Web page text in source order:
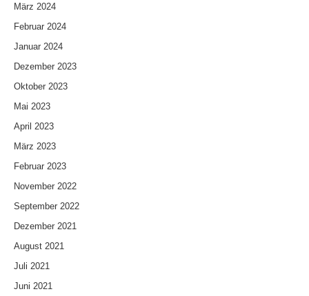
März 2024
Februar 2024
Januar 2024
Dezember 2023
Oktober 2023
Mai 2023
April 2023
März 2023
Februar 2023
November 2022
September 2022
Dezember 2021
August 2021
Juli 2021
Juni 2021